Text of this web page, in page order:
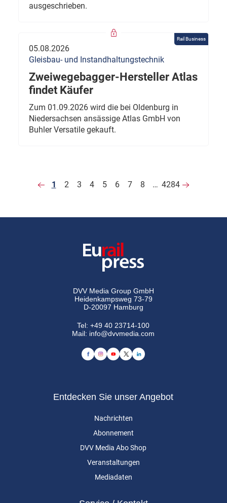
ausgeschrieben.
Rail Business
05.08.2026
Gleisbau- und Instandhaltungstechnik
Zweiwegebagger-Hersteller Atlas
findet Käufer
Zum 01.09.2026 wird die bei Oldenburg in
Niedersachsen ansässige Atlas GmbH von
Buhler Versatile gekauft.
1 2 3 4 5 6 7 8 … 4284
DVV Media Group GmbH
Heidenkampsweg 73-79
D-20097 Hamburg
Tel:+49 40 23714-100
Mail: info@dvvmedia.com
Entdecken Sie unser Angebot
Nachrichten
Abonnement
DVV Media Abo Shop
Veranstaltungen
Mediadaten